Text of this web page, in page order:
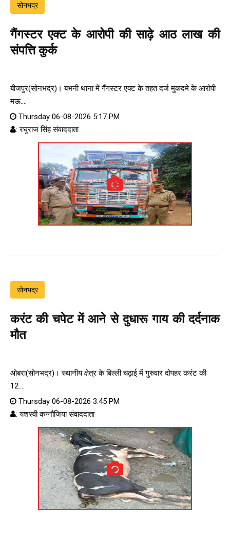
सोनभद्र
गैंगस्टर एक्ट के आरोपी की साढ़े आठ लाख की
संपत्ति कुर्क
बीजपुर(सोनभद्र)। बभनी थाना में गैंगस्टर एक्ट के तहत दर्ज मुकदमे के आरोपी
मऊ....
Thursday 06-08-2026 5:17 PM
: रघुराज सिंह संवाददाता
सोनभद्र
करंट की चपेट में आने से दुधारू गाय की दर्दनाक
मौत
ओबरा(सोनभद्र)। स्थानीय क्षेत्र के बिल्ली चढ़ाई में गुरुवार दोपहर करंट की
12....
Thursday 06-08-2026 3:45 PM
: यशस्वी कन्नौजिया संवाददाता